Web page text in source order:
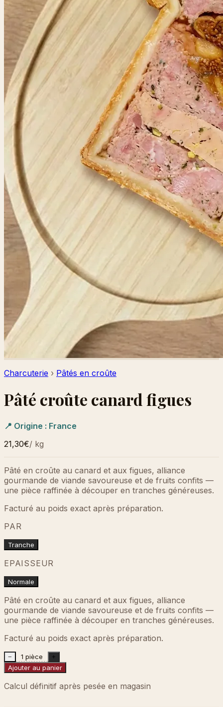
Charcuterie › Pâtés en croûte
Pâté croûte canard figues
📍 Origine : France
21,30€/ kg
Pâté en croûte au canard et aux figues, alliance
gourmande de viande savoureuse et de fruits confits —
une pièce raffinée à découper en tranches généreuses.
Facturé au poids exact après préparation.
PAR
Tranche
EPAISSEUR
Normale
Pâté en croûte au canard et aux figues, alliance
gourmande de viande savoureuse et de fruits confits —
une pièce raffinée à découper en tranches généreuses.
Facturé au poids exact après préparation.
− 1 pièce +
Ajouter au panier
Calcul définitif après pesée en magasin